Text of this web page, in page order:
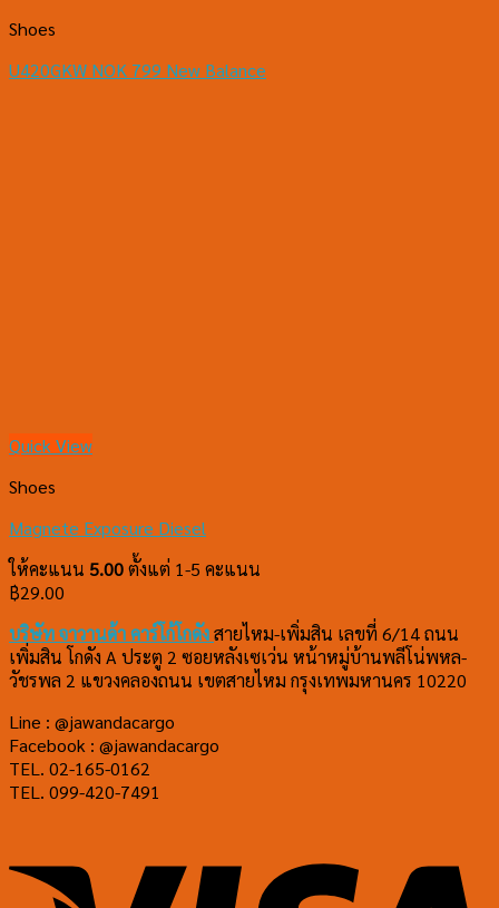
Shoes
U420GKW NOK 799 New Balance
Quick View
Shoes
Magnete Exposure Diesel
ให้คะแนน 5.00ตั้งแต่ 1-5 คะแนน
฿29.00
บริษัท จาวานด้า คาร์โก้โกดังสายไหม-เพิ่มสิน เลขที่ 6/14 ถนน
เพิ่มสิน โกดัง A ประตู 2 ซอยหลังเซเว่น หน้าหมู่บ้านพลีโน่พหล-
วัชรพล 2 แขวงคลองถนน เขตสายไหม กรุงเทพมหานคร 10220
Line : @jawandacargo
Facebook : @jawandacargo
TEL. 02-165-0162
TEL. 099-420-7491